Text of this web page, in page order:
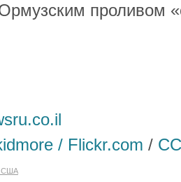
проливом
/ Flickr.com /
США